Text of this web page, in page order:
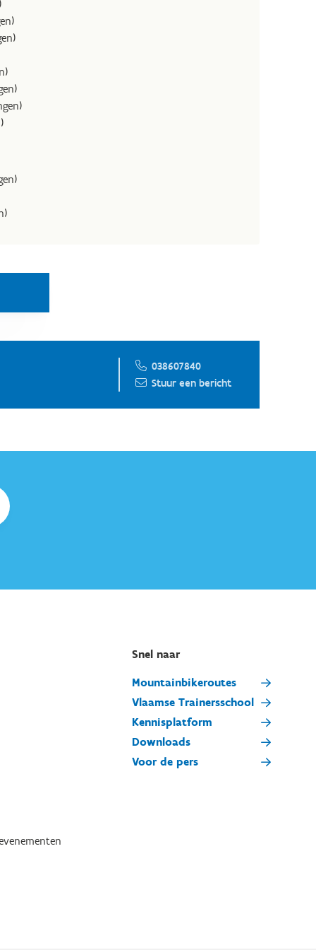
038607840
Stuur een bericht
Snel naar
Mountainbikeroutes
Vlaamse Trainersschool
Kennisplatform
Downloads
Voor de pers